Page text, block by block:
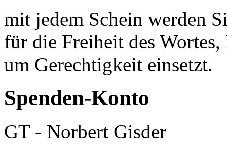
mit jedem Schein werden
für die Freiheit des
um Gerechtigkeit einsetzt.
Spenden-Konto
GT - Norbert Gisder